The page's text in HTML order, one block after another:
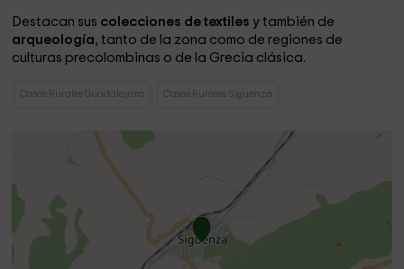
Destacan sus colecciones de textiles y también de
arqueología, tanto de la zona como de regiones de
culturas precolombinas o de la Grecia clásica.
Casas Rurales Guadalajara Casas Rurales Siguenza